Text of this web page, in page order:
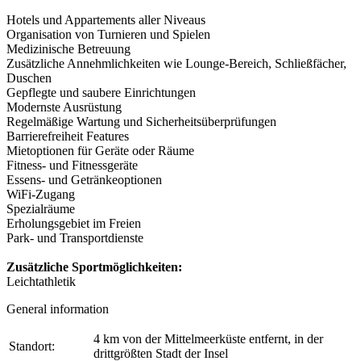
Hotels und Appartements aller Niveaus
Organisation von Turnieren und Spielen
Medizinische Betreuung
Zusätzliche Annehmlichkeiten wie Lounge-Bereich, Schließfächer,
Duschen
Gepflegte und saubere Einrichtungen
Modernste Ausrüstung
Regelmäßige Wartung und Sicherheitsüberprüfungen
Barrierefreiheit Features
Mietoptionen für Geräte oder Räume
Fitness- und Fitnessgeräte
Essens- und Getränkeoptionen
WiFi-Zugang
Spezialräume
Erholungsgebiet im Freien
Park- und Transportdienste
Zusätzliche Sportmöglichkeiten:
Leichtathletik
General information
Standort:
4 km von der Mittelmeerküste entfernt, in der
drittgrößten Stadt der Insel